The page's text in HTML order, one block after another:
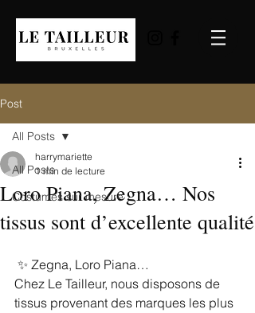
Post
All Posts
Costumes sur mesure
All Posts
Loro Piana, Zegna… Nos
tissus sont d’excellente qualité
harrymariette
1 min de lecture
✨ Zegna, Loro Piana…
Chez Le Tailleur, nous disposons de
tissus provenant des marques les plus